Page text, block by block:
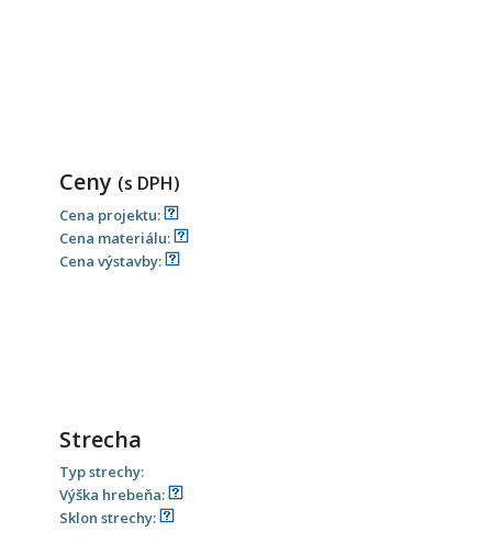
Ceny (s DPH)
Cena projektu:
Cena materiálu:
Cena výstavby:
Strecha
Typ strechy:
Výška hrebeňa:
Sklon strechy: